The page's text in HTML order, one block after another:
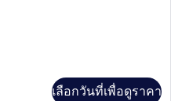
เลือกวันที่เพื่อดูราคา